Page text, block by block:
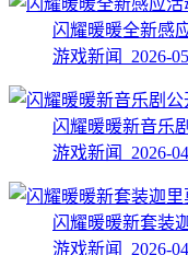
闪耀暖暖全新感
游戏新闻 2026-
闪耀暖暖新音乐
游戏新闻 2026-
闪耀暖暖新套装
游戏新闻 2026-